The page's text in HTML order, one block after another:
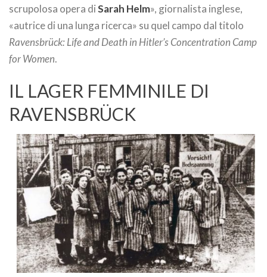
scrupolosa opera diSarah Helm», giornalista inglese,
«autrice di una lunga ricerca» su quel campo dal titolo
Ravensbrück: Life and Death in Hitler’s Concentration Camp
for Women.
IL LAGER FEMMINILE DI
RAVENSBRÜCK